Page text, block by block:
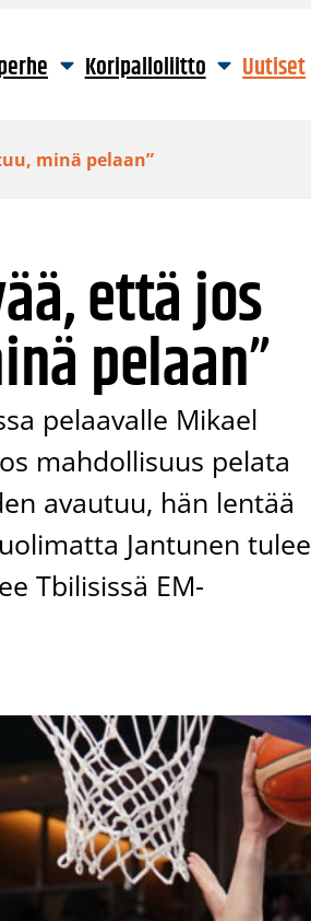
Koripalloliitto Uutiset
minä pelaan”
että jos
pelaan”
pelaavalle Mikael
mahdollisuus pelata
avautuu, hän lentää
Jantunen tulee
Tbilisissä EM-